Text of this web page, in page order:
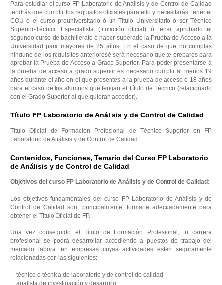
Para estudiar el curso FP Laboratorio de Análisis y de Control de Calidad
tendrás que cumplir los requisitos oficiales para ello y necesitarás: tener el
COU ó el curso preuniversitario ó un Título Universitario ó ser Técnico
Superior-Técnico Especialista (titulación oficial) ó tener aprobado el
segundo curso de bachillerato ó haber superado la Prueba de Acceso a la
Universidad para mayores de 25 años. En el caso de que no cumplas
ninguno de los requisitos anterioresé será necesario que te prepares para
aprobar la Prueba de Acceso a Grado Superior. Para poder presentarse a
la prueba de acceso a grado superior es necesario cumplir al menos 19
años durante el año en el que presentes a la prueba de acceso ó 18 años
para el caso de los alumnos que tengan el Título de Técnico (relacionado
con el Grado Superior al que quieran acceder).
Título FP Laboratorio de Análisis y de Control de Calidad
Título Oficial de Formación Profesional de Técnico Superior en FP
Laboratorio de Análisis y de Control de Calidad
Contenidos, Funciones, Temario del Curso FP Laboratorio
de Análisis y de Control de Calidad
Objetivos del curso FP Laboratorio de Análisis y de Control de Calidad:
Los objetivos fundamentales del curso FP Laboratorio de Análisis y de
Control de Calidad son, principalmente, formarte adecuadamente para
obtener el Titulo Oficial de FP.
Una vez conseguido el Título de Formación Profesional, tu carrera
profesional se podrá desarrollar accediendo a puestos de trabajo del
mercado laboral en empresas cuyas actividades estén seguramente
relacionadas con las siguientes:
técnico o técnica de laboratorio y de control de calidad
analista de investigación y desarrollo